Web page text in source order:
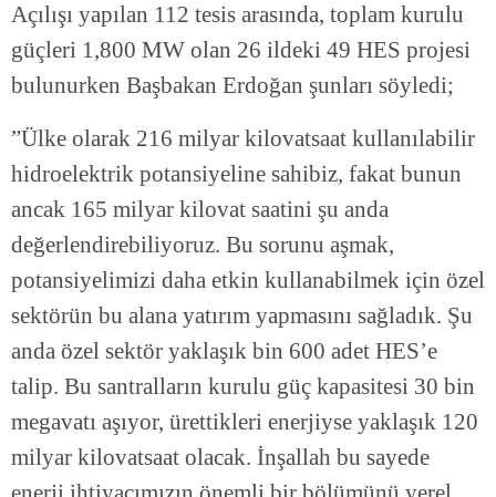
Açılışı yapılan 112 tesis arasında, toplam kurulu
güçleri 1,800 MW olan 26 ildeki 49 HES projesi
bulunurken Başbakan Erdoğan şunları söyledi;
”Ülke olarak 216 milyar kilovatsaat kullanılabilir
hidroelektrik potansiyeline sahibiz, fakat bunun
ancak 165 milyar kilovat saatini şu anda
değerlendirebiliyoruz. Bu sorunu aşmak,
potansiyelimizi daha etkin kullanabilmek için özel
sektörün bu alana yatırım yapmasını sağladık. Şu
anda özel sektör yaklaşık bin 600 adet HES’e
talip. Bu santralların kurulu güç kapasitesi 30 bin
megavatı aşıyor, ürettikleri enerjiyse yaklaşık 120
milyar kilovatsaat olacak. İnşallah bu sayede